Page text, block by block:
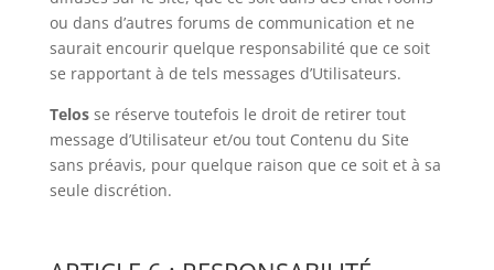
ou dans d’autres forums de communication et ne
saurait encourir quelque responsabilité que ce soit
se rapportant à de tels messages d’Utilisateurs.
Telosse réserve toutefois le droit de retirer tout
message d’Utilisateur et/ou tout Contenu du Site
sans préavis, pour quelque raison que ce soit et à sa
seule discrétion.